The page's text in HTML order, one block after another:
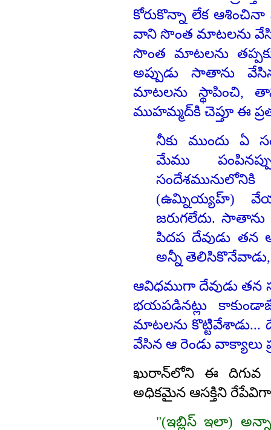
కోరుకొన్నా లేక
వాని సొంత మాటలను
సొంత మాటలను
అప్పుడు సాతాను
మాటలను స్థాపించి,
ముహమ్మద్‍కి చెప్తూ ఈ
నీకు ముందు ఏ
మేము
(ఉమ్నియ్యహ్‌)
జరుగలేదు. సాతాను
పిదప దేవుడు తన
అన్నీ
ఆవిధముగా దేవుడు తన
భయపడినట్లు
మాటలను కొట్టివేశాడు...
వేసిన ఆ రెండు వాక్యాలు
ఖురాన్‌లోని ఈ దిగువ
అధికమైన ఆసక్తిని
"(ఇబ్లిస్‌ ఇలా)